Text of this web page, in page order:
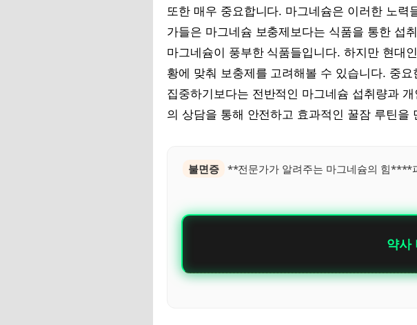
또한 매우 중요합니다. 마그네슘은 이러한 노
가들은 마그네슘 보충제보다는 식품을 통한 섭
마그네슘이 풍부한 식품들입니다. 하지만 현대
황에 맞춰 보충제를 고려해볼 수 있습니다. 중
집중하기보다는 전반적인 마그네슘 섭취량과
의 상담을 통해 안전하고 효과적인 꿀잠 루틴을
불면증
**전문가가 알려주는 마그네슘의 힘****
약사